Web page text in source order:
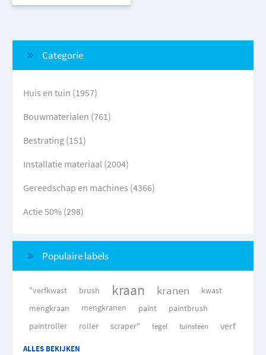
Categorie
Huis en tuin (1957)
Bouwmaterialen (761)
Bestrating (151)
Installatie materiaal (2004)
Gereedschap en machines (4366)
Actie 50% (298)
Populaire labels
"verfkwast brush kraan kranen
kwast
mengkraan
mengkranen paint
paintbrush
paintroller
roller scraper" tegel tuinsteen verf
ALLES BEKIJKEN